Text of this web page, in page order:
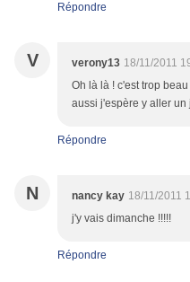
Répondre
V verony13 18/11/2011
Oh là là ! c'est trop
aussi j'espère y aller un
Répondre
N nancy kay 18/11/2011
j'y vais dimanche !!!!!
Répondre